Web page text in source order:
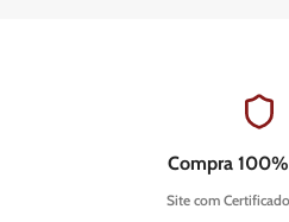
Compra
Site com